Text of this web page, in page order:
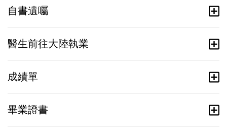
自書遺囑
醫生前往大陸執業
成績單
畢業證書